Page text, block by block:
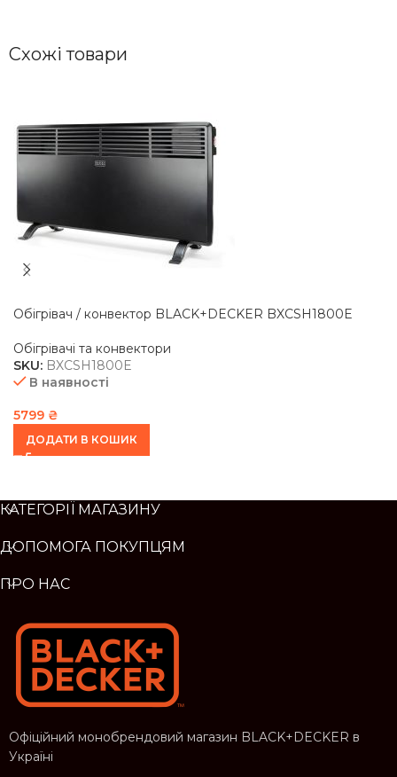
Схожі товари
Обігрівач / конвектор BLACK+DECKER BXCSH1800E
Обігрівачі та конвектори
SKU: BXCSH1800E
В наявності
5799 ₴
ДОДАТИ В КОШИК
КАТЕГОРІЇ МАГАЗИНУ
ДОПОМОГА ПОКУПЦЯМ
ПРО НАС
Офіційний монобрендовий магазин BLACK+DECKER в
Україні